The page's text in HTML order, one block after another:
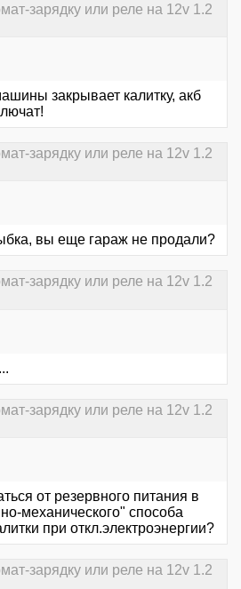
зарядку или реле на 12v 1.2
закрывает калитку, акб
зарядку или реле на 12v 1.2
вы еще гараж не продали?
зарядку или реле на 12v 1.2
зарядку или реле на 12v 1.2
от резервного питания в
механического" способа
при откл.электроэнергии?
зарядку или реле на 12v 1.2